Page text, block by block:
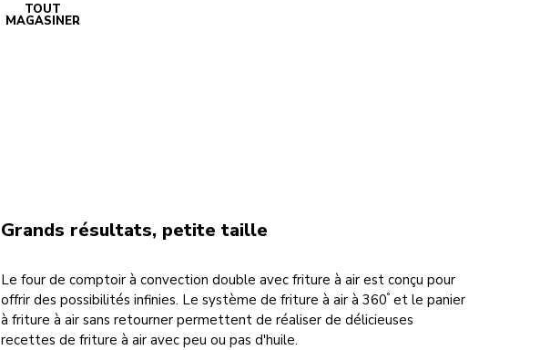
TOUT
MAGASINER
Grands résultats, petite taille
Le four de comptoir à convection double avec friture à air est conçu pour
offrir des possibilités infinies. Le système de friture à air à 360° et le panier
à friture à air sans retourner permettent de réaliser de délicieuses
recettes de friture à air avec peu ou pas d'huile.